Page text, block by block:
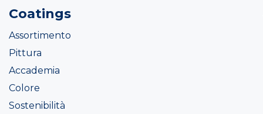
Coatings
Assortimento
Pittura
Accademia
Colore
Sostenibilità